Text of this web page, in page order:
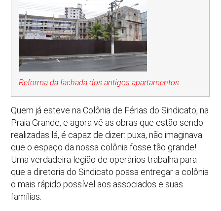
Reforma da fachada dos antigos apartamentos
Quem já esteve na Colônia de Férias do Sindicato, na
Praia Grande, e agora vê as obras que estão sendo
realizadas lá, é capaz de dizer: puxa, não imaginava
que o espaço da nossa colônia fosse tão grande!
Uma verdadeira legião de operários trabalha para
que a diretoria do Sindicato possa entregar a colônia
o mais rápido possível aos associados e suas
famílias.